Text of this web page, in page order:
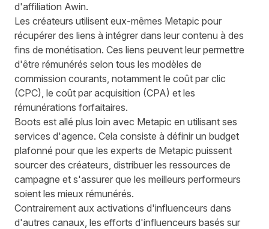
d'affiliation Awin.
Les créateurs utilisent eux-mêmes Metapic pour
récupérer des liens à intégrer dans leur contenu à des
fins de monétisation. Ces liens peuvent leur permettre
d'être rémunérés selon tous les modèles de
commission courants, notamment le coût par clic
(CPC), le coût par acquisition (CPA) et les
rémunérations forfaitaires.
Boots est allé plus loin avec Metapic en utilisant ses
services d'agence. Cela consiste à définir un budget
plafonné pour que les experts de Metapic puissent
sourcer des créateurs, distribuer les ressources de
campagne et s'assurer que les meilleurs performeurs
soient les mieux rémunérés.
Contrairement aux activations d'influenceurs dans
d'autres canaux, les efforts d'influenceurs basés sur